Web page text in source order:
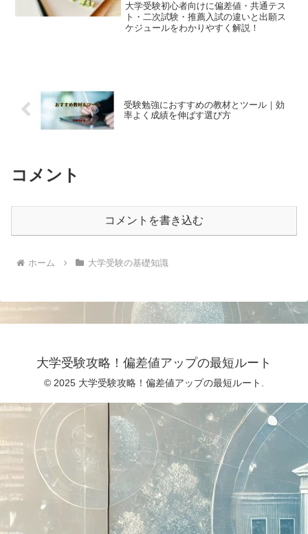
大学受験初心者向けに偏差値・共通テス
ト・二次試験・推薦入試の違いと出願ス
ケジュールをわかりやすく解説！
受験勉強におすすめの教材とツール｜効
率よく成績を伸ばす選び方
コメント
コメントを書き込む
ホーム 大学受験の基礎知識
大学受験攻略！偏差値アップの最短ルート
© 2025 大学受験攻略！偏差値アップの最短ルート.